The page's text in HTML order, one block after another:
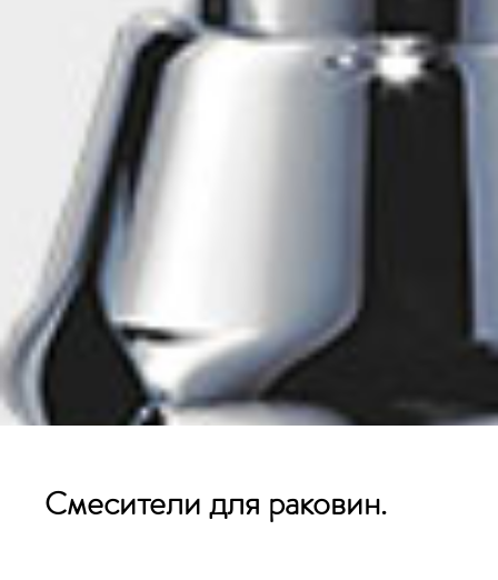
Смесители для раковин.